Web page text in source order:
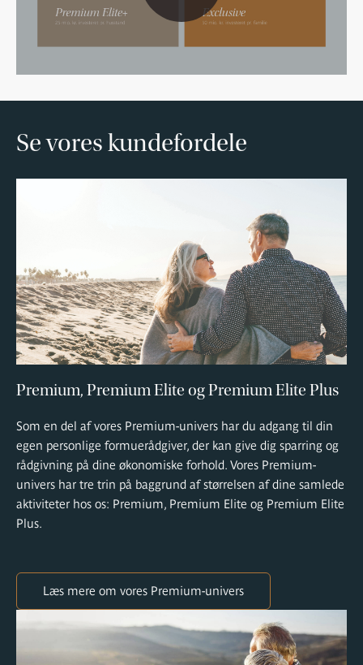
Se vores kundefordele
Premium, Premium Elite og Premium Elite Plus
Som en del af vores Premium-univers har du adgang til din
egen personlige formuerådgiver, der kan give dig sparring og
rådgivning på dine økonomiske forhold. Vores Premium-
univers har tre trin på baggrund af størrelsen af dine samlede
aktiviteter hos os: Premium, Premium Elite og Premium Elite
Plus.
Læs mere om vores Premium-univers